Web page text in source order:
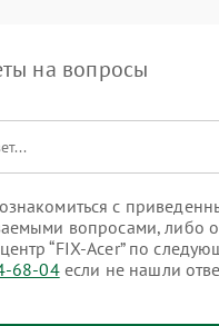
на вопросы
с
вопросами, либо
“FIX-Acer” по
68-04если не нашли